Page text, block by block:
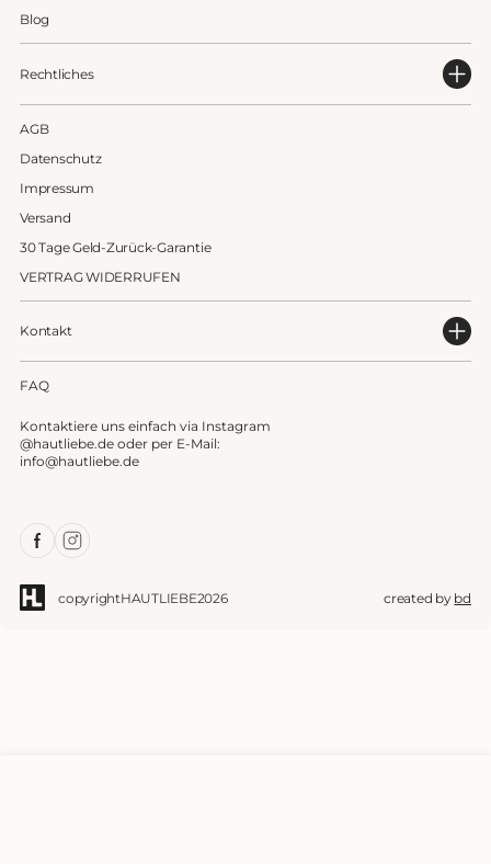
Blog
Rechtliches
AGB
Datenschutz
Impressum
Versand
30 Tage Geld-Zurück-Garantie
VERTRAG WIDERRUFEN
Kontakt
FAQ
Kontaktiere uns einfach via Instagram
@hautliebe.de oder per E-Mail:
info@hautliebe.de
Facebook
Instagram
copyrightHAUTLIEBE2026 created by bd